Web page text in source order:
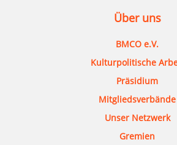
Über uns
BMCO e.V.
Kulturpolitische
Präsidium
Mitgliedsverbände
Unser Netzwerk
Gremien